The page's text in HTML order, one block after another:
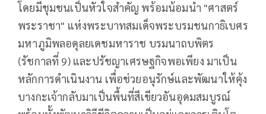
โดยมีชุมชนเป็นหัวใจสำคัญ พร้อมน้อมนำ "ศาสตร์
พระราชา" แห่งพระบาทสมเด็จพระบรมชนกาธิเบศร
มหาภูมิพลอดุลยเดชมหาราช บรมนาถบพิตร
(รัชกาลที่ 9) และปรัชญาเศรษฐกิจพอเพียง มาเป็น
หลักการดำเนินงาน เพื่อช่วยอนุรักษ์และพัฒนาให้คุ้ง
บางกะเจ้ากลับมาเป็นพื้นที่สีเขียวอันอุดมสมบูรณ์